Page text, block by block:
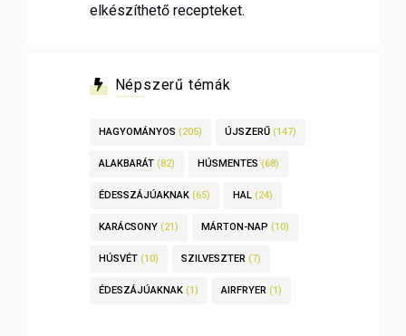
elkészíthető recepteket.
Népszerű témák
HAGYOMÁNYOS (205) ÚJSZERŰ (147)
ALAKBARÁT (82) HÚSMENTES (68)
ÉDESSZÁJÚAKNAK (65) HAL (24)
KARÁCSONY (21) MÁRTON-NAP (10)
HÚSVÉT (10) SZILVESZTER (7)
ÉDESZÁJÚAKNAK (1) AIRFRYER (1)